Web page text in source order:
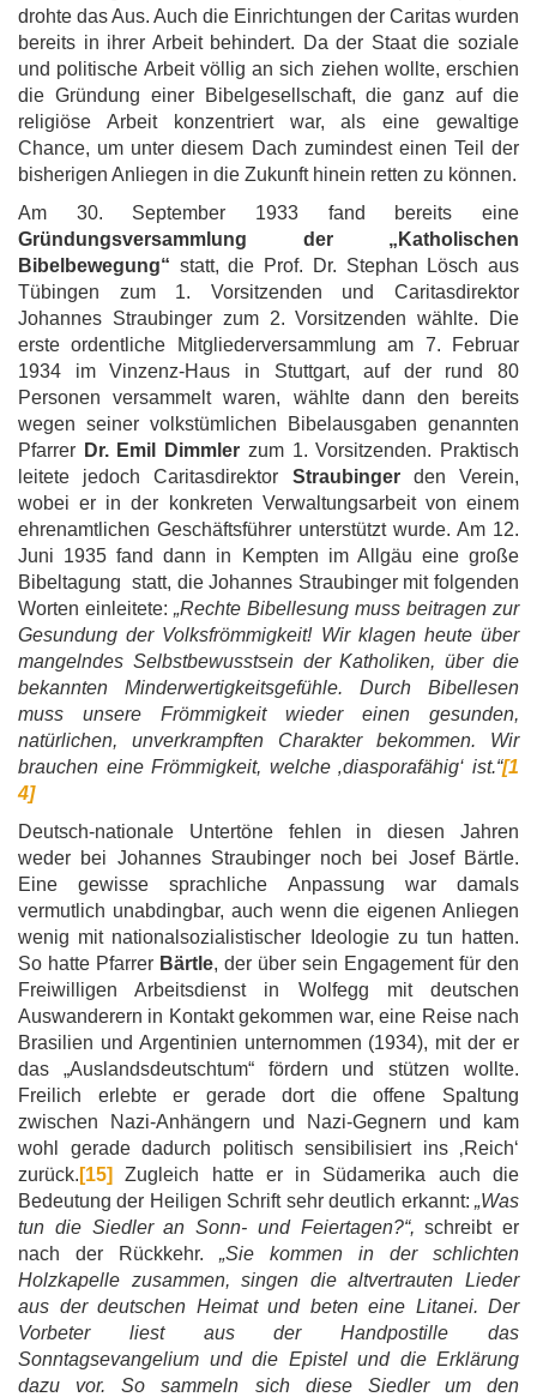
drohte das Aus. Auch die Einrichtungen der Caritas wurden
bereits in ihrer Arbeit behindert. Da der Staat die soziale
und politische Arbeit völlig an sich ziehen wollte, erschien
die Gründung einer Bibelgesellschaft, die ganz auf die
religiöse Arbeit konzentriert war, als eine gewaltige
Chance, um unter diesem Dach zumindest einen Teil der
bisherigen Anliegen in die Zukunft hinein retten zu können.
Am 30. September 1933 fand bereits eine
Gründungsversammlung der „Katholischen
Bibelbewegung“ statt, die Prof. Dr. Stephan Lösch aus
Tübingen zum 1. Vorsitzenden und Caritasdirektor
Johannes Straubinger zum 2. Vorsitzenden wählte. Die
erste ordentliche Mitgliederversammlung am 7. Februar
1934 im Vinzenz-Haus in Stuttgart, auf der rund 80
Personen versammelt waren, wählte dann den bereits
wegen seiner volkstümlichen Bibelausgaben genannten
Pfarrer Dr. Emil Dimmler zum 1. Vorsitzenden. Praktisch
leitete jedoch Caritasdirektor Straubingerden Verein,
wobei er in der konkreten Verwaltungsarbeit von einem
ehrenamtlichen Geschäftsführer unterstützt wurde. Am 12.
Juni 1935 fand dann in Kempten im Allgäu eine große
Bibeltagung statt, die Johannes Straubinger mit folgenden
Worten einleitete: „Rechte Bibellesung muss beitragen zur
Gesundung der Volksfrömmigkeit! Wir klagen heute über
mangelndes Selbstbewusstsein der Katholiken, über die
bekannten Minderwertigkeitsgefühle. Durch Bibellesen
muss unsere Frömmigkeit wieder einen gesunden,
natürlichen, unverkrampften Charakter bekommen. Wir
brauchen eine Frömmigkeit, welche ‚diasporafähig‘ ist.“[1
4]
Deutsch-nationale Untertöne fehlen in diesen Jahren
weder bei Johannes Straubinger noch bei Josef Bärtle.
Eine gewisse sprachliche Anpassung war damals
vermutlich unabdingbar, auch wenn die eigenen Anliegen
wenig mit nationalsozialistischer Ideologie zu tun hatten.
So hatte Pfarrer Bärtle, der über sein Engagement für den
Freiwilligen Arbeitsdienst in Wolfegg mit deutschen
Auswanderern in Kontakt gekommen war, eine Reise nach
Brasilien und Argentinien unternommen (1934), mit der er
das „Auslandsdeutschtum“ fördern und stützen wollte.
Freilich erlebte er gerade dort die offene Spaltung
zwischen Nazi-Anhängern und Nazi-Gegnern und kam
wohl gerade dadurch politisch sensibilisiert ins ‚Reich‘
zurück. [15]
Zugleich hatte er in Südamerika auch die
Bedeutung der Heiligen Schrift sehr deutlich erkannt: „Was
tun die Siedler an Sonn- und Feiertagen?“, schreibt er
nach der Rückkehr. „Sie kommen in der schlichten
Holzkapelle zusammen, singen die altvertrauten Lieder
aus der deutschen Heimat und beten eine Litanei. Der
Vorbeter liest aus der Handpostille das
Sonntagsevangelium und die Epistel und die Erklärung
dazu vor. So sammeln sich diese Siedler um den